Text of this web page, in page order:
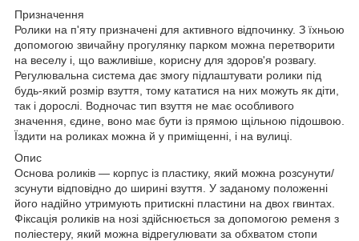
Призначення
Ролики на п'яту призначені для активного відпочинку. З їхньою
допомогою звичайну прогулянку парком можна перетворити
на веселу і, що важливіше, корисну для здоров'я розвагу.
Регулювальна система дає змогу підлаштувати ролики під
будь-який розмір взуття, тому кататися на них можуть як діти,
так і дорослі. Водночас тип взуття не має особливого
значення, єдине, воно має бути із прямою щільною підошвою.
Їздити на роликах можна й у приміщенні, і на вулиці.
Опис
Основа роликів — корпус із пластику, який можна розсунути/
зсунути відповідно до ширині взуття. У заданому положенні
його надійно утримують притискні пластини на двох гвинтах.
Фіксація роликів на нозі здійснюється за допомогою ременя з
поліестеру, який можна відрегулювати за обхватом стопи